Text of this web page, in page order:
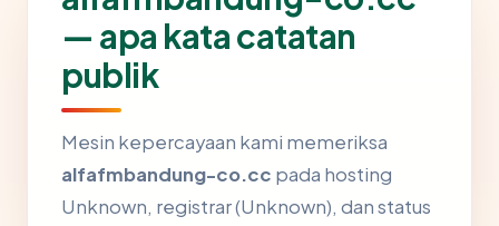
— apa kata catatan
publik
Mesin kepercayaan kami memeriksa
alfafmbandung-co.cc pada hosting
Unknown, registrar (Unknown), dan status